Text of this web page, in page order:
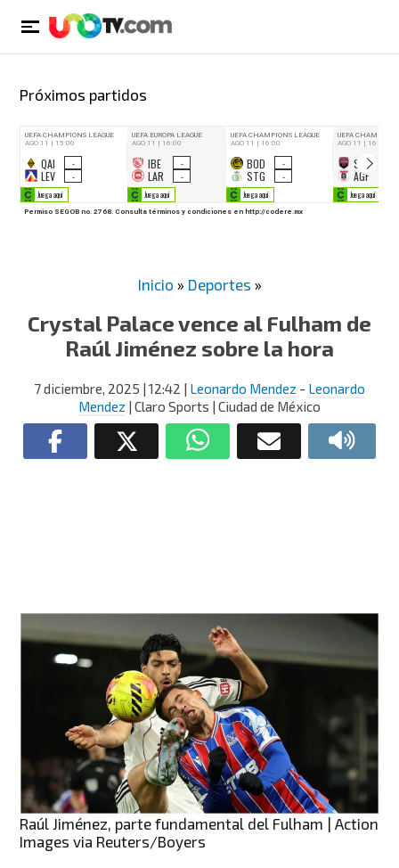
Próximos partidos
Inicio » Deportes »
Crystal Palace vence al Fulham de
Raúl Jiménez sobre la hora
7 diciembre, 2025 | 12:42 | Leonardo Mendez - Leonardo
Mendez | Claro Sports | Ciudad de México
Raúl Jiménez, parte fundamental del Fulham | Action
Images via Reuters/Boyers